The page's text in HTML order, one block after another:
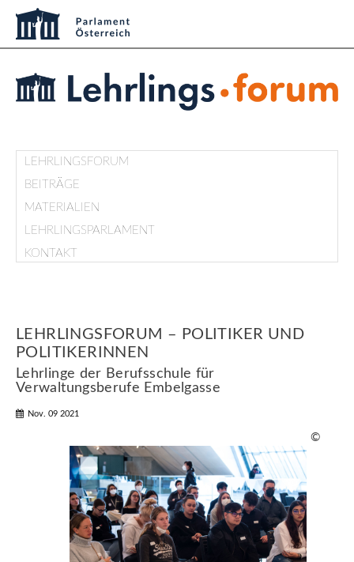
LEHRLINGSFORUM
BEITRÄGE
MATERIALIEN
LEHRLINGSPARLAMENT
KONTAKT
LEHRLINGSFORUM – POLITIKER UND
POLITIKERINNEN
Lehrlinge der Berufsschule für
Verwaltungsberufe Embelgasse
Nov. 09 2021
©